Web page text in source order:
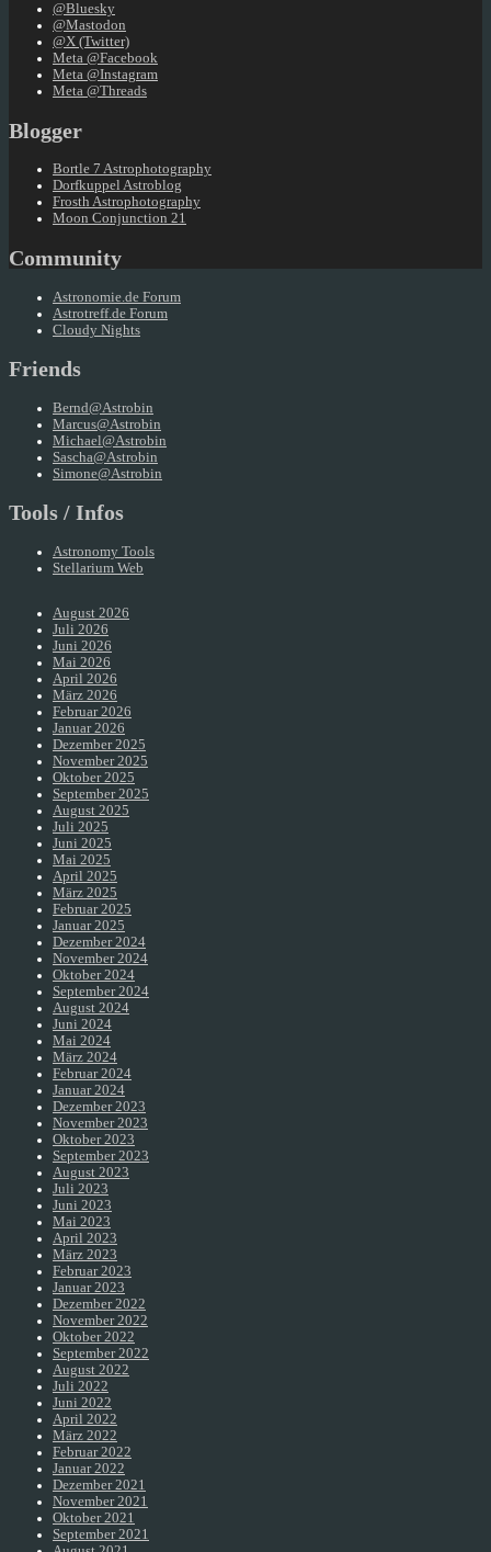
@Bluesky
@Mastodon
@X (Twitter)
Meta @Facebook
Meta @Instagram
Meta @Threads
Blogger
Bortle 7 Astrophotography
Dorfkuppel Astroblog
Frosth Astrophotography
Moon Conjunction 21
Community
Astronomie.de Forum
Astrotreff.de Forum
Cloudy Nights
Friends
Bernd@Astrobin
Marcus@Astrobin
Michael@Astrobin
Sascha@Astrobin
Simone@Astrobin
Tools / Infos
Astronomy Tools
Stellarium Web
August 2026
Juli 2026
Juni 2026
Mai 2026
April 2026
März 2026
Februar 2026
Januar 2026
Dezember 2025
November 2025
Oktober 2025
September 2025
August 2025
Juli 2025
Juni 2025
Mai 2025
April 2025
März 2025
Februar 2025
Januar 2025
Dezember 2024
November 2024
Oktober 2024
September 2024
August 2024
Juni 2024
Mai 2024
März 2024
Februar 2024
Januar 2024
Dezember 2023
November 2023
Oktober 2023
September 2023
August 2023
Juli 2023
Juni 2023
Mai 2023
April 2023
März 2023
Februar 2023
Januar 2023
Dezember 2022
November 2022
Oktober 2022
September 2022
August 2022
Juli 2022
Juni 2022
April 2022
März 2022
Februar 2022
Januar 2022
Dezember 2021
November 2021
Oktober 2021
September 2021